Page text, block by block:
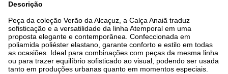
Descrição
Peça da coleção Verão da Alcaçuz, a Calça Anaiã traduz
sofisticação e a versatilidade da linha Atemporal em uma
proposta elegante e contemporânea. Confeccionada em
poliamida poliéster elastano, garante conforto e estilo em todas
as ocasiões. Ideal para combinações com peças da mesma linha
ou para trazer equilíbrio sofisticado ao visual, podendo ser usada
tanto em produções urbanas quanto em momentos especiais.